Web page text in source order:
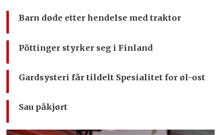
Barn døde etter hendelse med traktor
Pöttinger styrker seg i Finland
Gardsysteri får tildelt Spesialitet for øl-ost
Sau påkjørt